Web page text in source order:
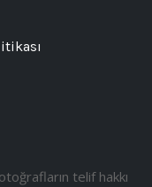
telif hakkı